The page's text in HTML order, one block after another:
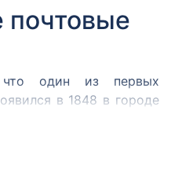
что один из первых
в 1848 в городе
парламент.
его работу